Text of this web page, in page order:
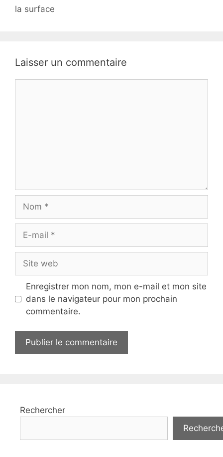
la surface
Laisser un commentaire
Nom
Site
web
Enregistrer mon nom, mon e-mail et mon site
dans le navigateur pour mon prochain
commentaire.
Rechercher